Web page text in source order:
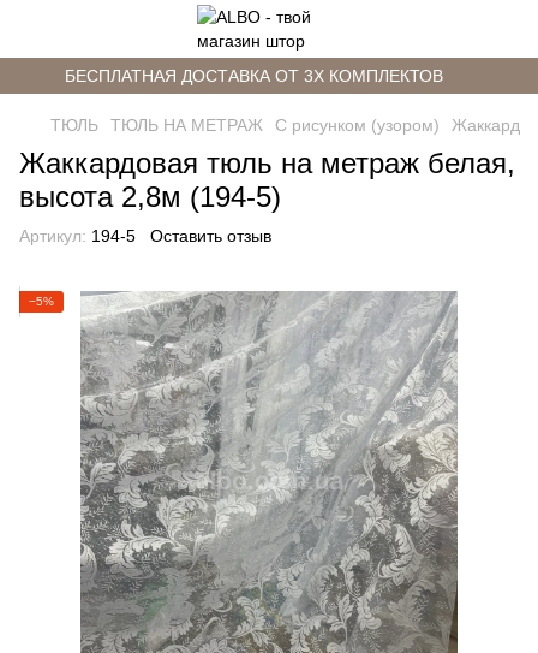
БЕСПЛАТНАЯ ДОСТАВКА ОТ 3Х КОМПЛЕКТОВ
ТЮЛЬ ТЮЛЬ НА МЕТРАЖ С рисунком (узором) Жаккард
Жаккардовая тюль на метраж белая,
высота 2,8м (194-5)
Артикул: 194-5 Оставить отзыв
−5%